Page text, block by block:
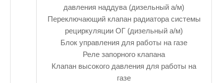
давления наддува (дизельный а/м)
Переключающий клапан радиатора системы
рециркуляции ОГ (дизельный а/м)
Блок управления для работы на газе
Реле запорного клапана
Клапан высокого давления для работы на
газе